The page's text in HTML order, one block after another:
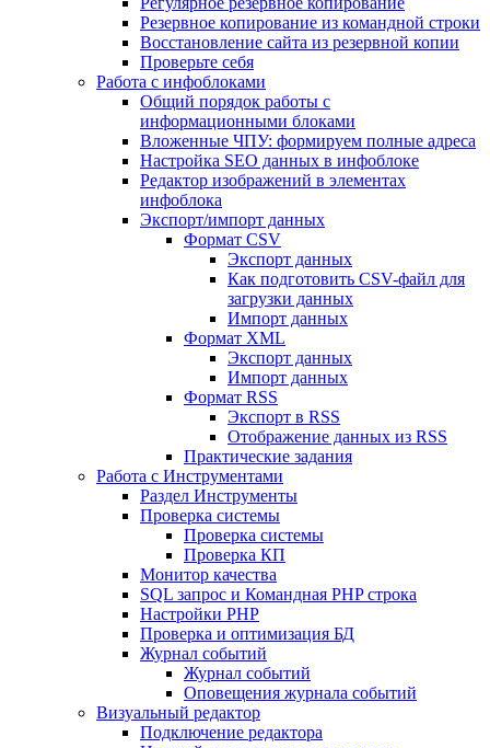
Резервное копирование из командной строки
Восстановление сайта из резервной копии
Проверьте себя
Работа с инфоблоками
Общий порядок работы с
информационными блоками
Вложенные ЧПУ: формируем полные адреса
Настройка SEO данных в инфоблоке
Редактор изображений в элементах
инфоблока
Экспорт/импорт данных
Формат CSV
Экспорт данных
Как подготовить CSV-файл для
загрузки данных
Импорт данных
Формат XML
Экспорт данных
Импорт данных
Формат RSS
Экспорт в RSS
Отображение данных из RSS
Практические задания
Работа с Инструментами
Раздел Инструменты
Проверка системы
Проверка системы
Проверка КП
Монитор качества
SQL запрос и Командная PHP строка
Настройки PHP
Проверка и оптимизация БД
Журнал событий
Журнал событий
Оповещения журнала событий
Визуальный редактор
Подключение редактора